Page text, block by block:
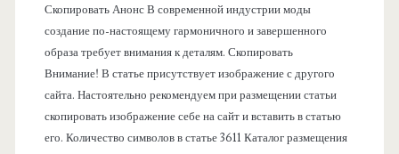
Скопировать Анонс В современной индустрии моды
создание по-настоящему гармоничного и завершенного
образа требует внимания к деталям. Скопировать
Внимание! В статье присутствует изображение с другого
сайта. Настоятельно рекомендуем при размещении статьи
скопировать изображение себе на сайт и вставить в статью
его. Количество символов в статье 3611 Каталог размещения